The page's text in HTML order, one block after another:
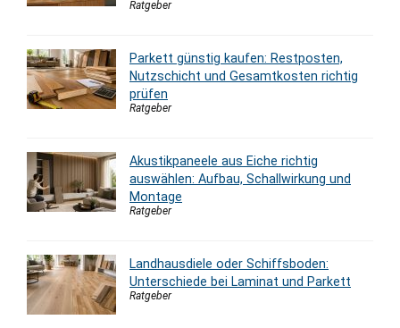
Ratgeber
Parkett günstig kaufen: Restposten,
Nutzschicht und Gesamtkosten richtig
prüfen
Ratgeber
Akustikpaneele aus Eiche richtig
auswählen: Aufbau, Schallwirkung und
Montage
Ratgeber
Landhausdiele oder Schiffsboden:
Unterschiede bei Laminat und Parkett
Ratgeber